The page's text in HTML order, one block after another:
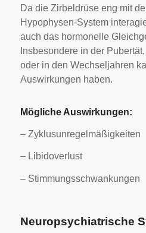
Da die Zirbeldrüse eng mit
Hypophysen-System
auch das hormonelle
Insbesondere in der
oder in den Wechseljahren
Auswirkungen haben.
Mögliche Auswirkungen:
– Zyklusunregelmäßigkeiten
– Libidoverlust
– Stimmungsschwankungen
Neuropsychiatrische